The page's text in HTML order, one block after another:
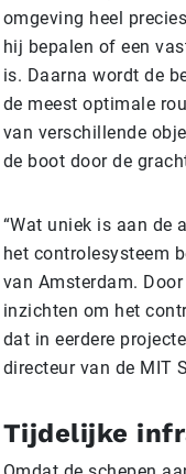
omgeving heel
hij bepalen of een
is. Daarna wordt de
de meest optimale
van verschillende
de boot door de
“Wat uniek is aan de
het controlesysteem
van Amsterdam.
inzichten om het
dat in eerdere
directeur van de MIT
Tijdelijke